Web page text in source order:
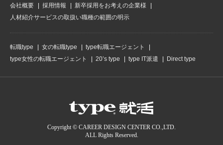
会社概要 採用情報
新卒採用をお考えの企業様
人材紹介サービスの取扱い職種の範囲の明示
転職type 女の転職type
type転職エージェント
type女性の転職エージェント
20’s type type IT派遣 Direct type
Copyright © CAREER DESIGN CENTER CO.,LTD.
ALL Rights Reserved.